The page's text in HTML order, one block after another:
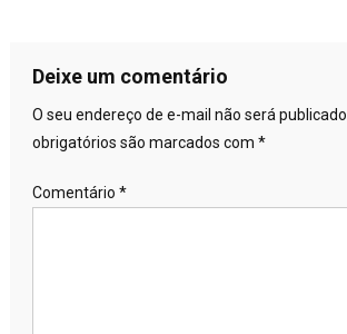
Deixe um comentário
O seu endereço de e-mail não será publicado.
obrigatórios são marcados com *
Comentário *